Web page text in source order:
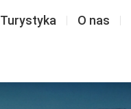
Turystyka O nas